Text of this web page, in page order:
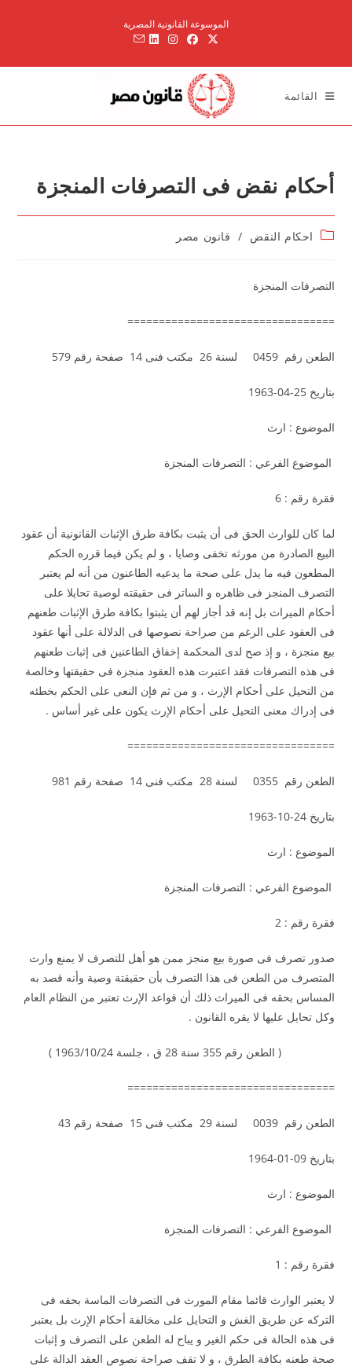
الموسوعة القانونية المصرية
القائمة
أحكام نقض فى التصرفات المنجزة
Postاحكام النقض / قانون مصر
التصرفات المنجزة
=================================
الطعن رقم 0459 لسنة 26 مكتب فنى 14 صفحة رقم 579
بتاريخ 25-04-1963
الموضوع : ارث
الموضوع الفرعي : التصرفات المنجزة
فقرة رقم : 6
لما كان للوارث الحق فى أن يثبت بكافة طرق الإثبات القانونية أن عقود
البيع الصادرة من مورثه تخفى وصايا ، و لم يكن فيما قرره الحكم
المطعون فيه ما يدل على صحة ما يدعيه الطاعنون من أنه لم يعتبر
التصرف المنجز فى ظاهره و الساتر فى حقيقته لوصية تحايلا على
أحكام الميراث بل إنه قد أجاز لهم أن يثبتوا بكافة طرق الإثبات طعنهم
فى العقود على الرغم من صراحة نصوصها فى الدلالة على أنها عقود
بيع منجزة ، و إذ صح لدى المحكمة إخفاق الطاعنين فى إثبات طعنهم
فى هذه التصرفات فقد اعتبرت هذه العقود منجزة فى حقيقتها وخالصة
من التحيل على أحكام الإرث ، و من ثم فإن النعى على الحكم بخطئه
فى إدراك معنى التحيل على أحكام الإرث يكون على غير أساس .
=================================
الطعن رقم 0355 لسنة 28 مكتب فنى 14 صفحة رقم 981
بتاريخ 24-10-1963
الموضوع : ارث
الموضوع الفرعي : التصرفات المنجزة
فقرة رقم : 2
صدور تصرف فى صورة بيع منجز ممن هو أهل للتصرف لا يمنع وارث
المتصرف من الطعن فى هذا التصرف بأن حقيقتة وصية وأنه قصد به
المساس بحقه فى الميراث ذلك أن قواعد الإرث تعتبر من النظام العام
وكل تحايل عليها لا يقره القانون .
( الطعن رقم 355 سنة 28 ق ، جلسة 1963/10/24 )
=================================
الطعن رقم 0039 لسنة 29 مكتب فنى 15 صفحة رقم 43
بتاريخ 09-01-1964
الموضوع : ارث
الموضوع الفرعي : التصرفات المنجزة
فقرة رقم : 1
لا يعتبر الوارث قائما مقام المورث فى التصرفات الماسة بحقه فى
التركه عن طريق الغش و التحايل على مخالفة أحكام الإرث بل يعتبر
فى هذه الحالة فى حكم الغير و يباح له الطعن على التصرف و إثبات
صحة طعنه بكافة الطرق ، و لا تقف صراحة نصوص العقد الدالة على